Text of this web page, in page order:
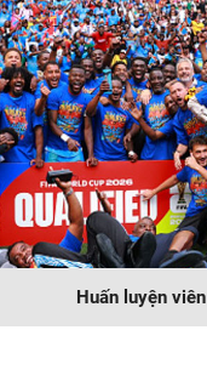
Huấn luyện viên